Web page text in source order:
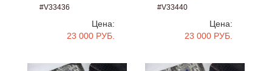
#V33436
Цена:
23 000 РУБ.
#V33440
Цена:
23 000 РУБ.